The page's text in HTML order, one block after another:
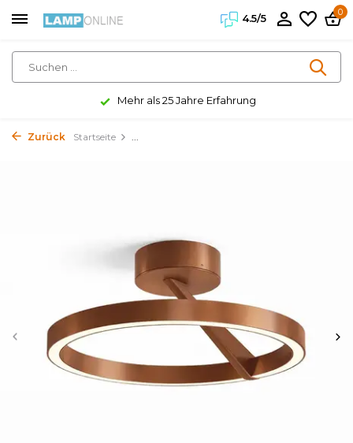
4.5/5
0
Mehr als 25 Jahre Erfahrung
Zurück Startseite ...